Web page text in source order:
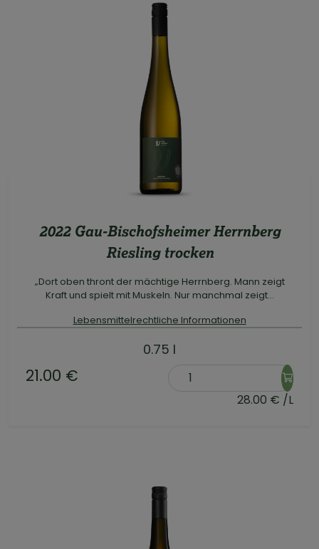
2022 Gau-Bischofsheimer Herrnberg
Riesling trocken
„Dort oben thront der mächtige Herrnberg. Mann zeigt
Kraft und spielt mit Muskeln. Nur manchmal zeigt...
Lebensmittelrechtliche Informationen
0.75 l
21.00 €
28.00 € /L